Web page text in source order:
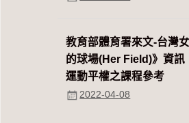
教育部體育署來文-台灣
的球場(Her Field)》資訊
運動平權之課程參考
2022-04-08